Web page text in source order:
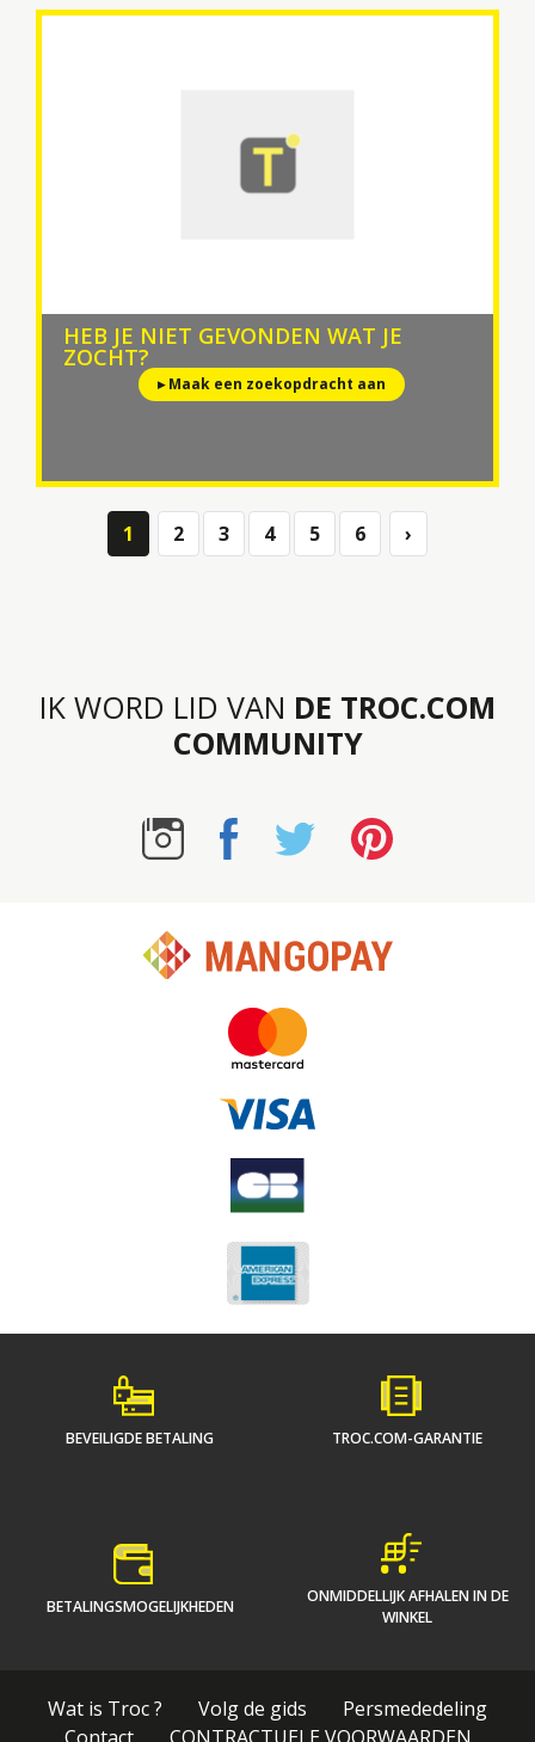
HEB JE NIET GEVONDEN WAT JE
ZOCHT?
▸ Maak een zoekopdracht aan
1 2 3 4 5 6 ›
IK WORD LID VAN DE TROC.COM
COMMUNITY
BEVEILIGDE BETALING TROC.COM-GARANTIE
BETALINGSMOGELIJKHEDEN
ONMIDDELLIJK AFHALEN IN DE
WINKEL
Wat is Troc ? Volg de gids
Persmededeling
Contact
CONTRACTUELE VOORWAARDEN